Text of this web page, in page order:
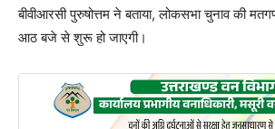
बीवीआरसी पुरुषोत्तम ने बताया, लोकसभा चुनाव की
आठ बजे से शुरू हो जाएगी।